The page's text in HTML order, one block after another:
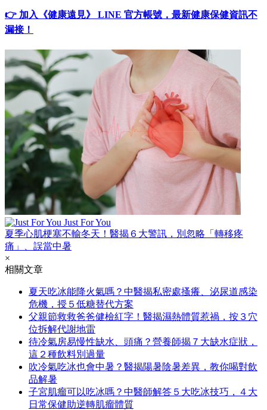
👉 加入《健康遠見》 LINE 官方帳號，最新健康保健資訊不
漏接！
Just For You
夏季心肌梗塞不輸冬天！醫揭６大警訊，別忽略「轉移疼
痛」、誤當中暑
×
相關文章
夏天吃冰能降火氣嗎？中醫揭私密處搔癢、泌尿道感染
危機，授５低糖替代方案
父親節救救爸爸健檢紅字！醫揭濕熱體質惹禍，按３穴
位拆解代謝地雷
待冷氣房易慢性缺水、頭痛？營養師揭７大缺水症狀，
這２種飲料別過量
吹冷氣吃冰也會中暑？醫揭陽暑陰暑差異，教你喝對飲
品解暑
子宮肌瘤可以吃冰嗎？中醫師解答５大吃冰技巧，４大
日常保健助逆轉肌瘤體質